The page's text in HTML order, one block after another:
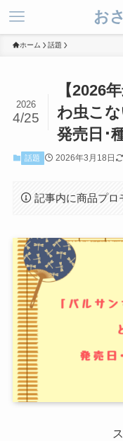
お
ホーム 話題
【2026
わ虫こ
発売日･
2026
4/25
話題 2026年3月18日
記事内に商品プロ